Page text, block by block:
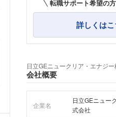
転職サポート希望の
詳しくは
日立GEニュークリア・エナジ
会社概要
企業名
日立GEニュー
式会社